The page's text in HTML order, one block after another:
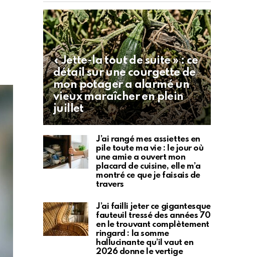
« Jette-la tout de suite » : ce
détail sur une courgette de
mon potager a alarmé un
vieux maraîcher en plein
juillet
J’ai rangé mes assiettes en
pile toute ma vie : le jour où
une amie a ouvert mon
placard de cuisine, elle m’a
montré ce que je faisais de
travers
J’ai failli jeter ce gigantesque
fauteuil tressé des années 70
en le trouvant complètement
ringard : la somme
hallucinante qu’il vaut en
2026 donne le vertige